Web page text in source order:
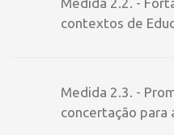
contextos de
Medida 2.3. -
concertação para